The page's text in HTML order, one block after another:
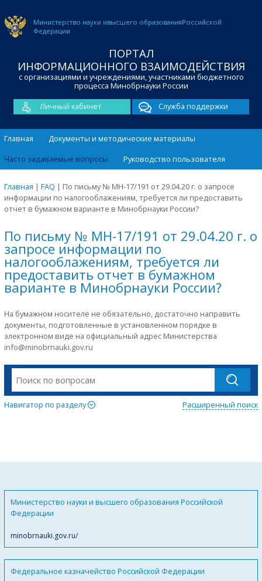
Министерство науки ивысшего образованияРоссийской
Федерации
ПОРТАЛ
ИНФОРМАЦИОННОГО ВЗАИМОДЕЙСТВИЯ
с организациями и учреждениями, участниками бюджетного
процесса Минобрнауки России
Личный кабинет
Служба поддержки
Главная
Документы и методические материалы
Часто задаваемые вопросы
Руководство пользователя
Главная | FAQ | По письму № МН-17/191 от 29.04.20 г. о запросе
информации по налогооблажениям, требуется ли предоставить
отчет в бумажном варианте в Минобрнауки России?
По письму № МН-17/191 от 29.04.20 г. о
запросе информации по
налогооблажениям, требуется ли
предоставить отчет в бумажном
варианте в Минобрнауки России?
На бумажном носителе не обязательно, достаточно направить
документы, подготовленные в установленном порядке в
электронном виде на официальный адрес Министерства
info@minobrnauki.gov.ru
Навигатор по разделу Расширенный поиск
Министерство науки и высшего образования Российской
Федерации
minobrnauki.gov.ru/
Федеральное казначейство Российской Федерации